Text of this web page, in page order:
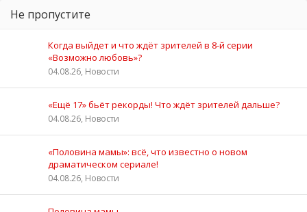
Не пропустите
Когда выйдет и что ждёт зрителей в 8-й серии
«Возможно любовь»?
04.08.26, Новости
«Ещё 17» бьёт рекорды! Что ждёт зрителей дальше?
04.08.26, Новости
«Половина мамы»: всё, что известно о новом
драматическом сериале!
04.08.26, Новости